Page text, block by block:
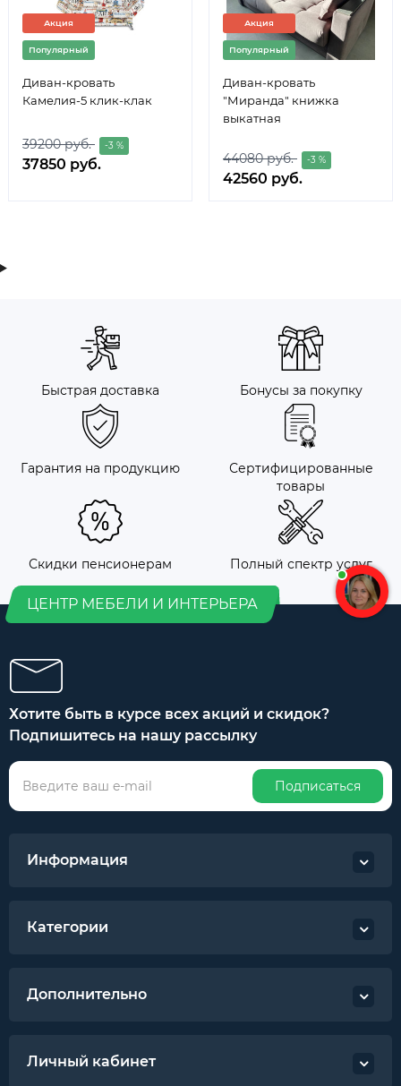
Акция
Популярный
Диван-кровать
Камелия-5 клик-клак
39200 руб. -3 %
37850 руб.
Акция
Популярный
Диван-кровать
"Миранда" книжка
выкатная
44080 руб. -3 %
42560 руб.
Быстрая доставка Бонусы за покупку
Гарантия на продукцию
Сертифицированные
товары
Скидки пенсионерам Полный спектр услуг
ЦЕНТР МЕБЕЛИ И ИНТЕРЬЕРА
Хотите быть в курсе всех акций и скидок?
Подпишитесь на нашу рассылку
Подписаться
Информация
Категории
Дополнительно
Личный кабинет